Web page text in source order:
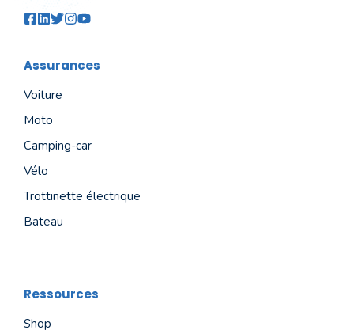
Assurances
Voiture
Moto
Camping-car
Vélo
Trottinette électrique
Bateau
Ressources
Shop